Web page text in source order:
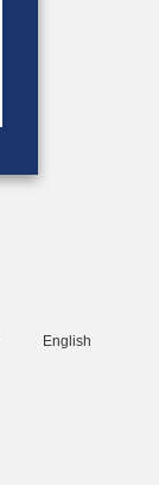
English